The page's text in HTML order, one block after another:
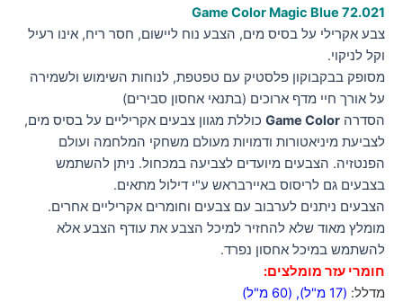
Game Color Magic Blue 72.021
צבע אקרילי על בסיס מים, הצבע נוח ליישום, חסר ריח, אינו רעיל
וקל לניקוי.
מסופק בבקבוקון פלסטיק עם טפטפת, לנוחות השימוש ולשמירה
על אורך חיי מדף ארוכים (בתנאי אחסון סבירים)
הסדרה Game Color כוללת מגוון צבעים אקריליים על בסיס מים,
לצביעת מיניאטורות ודמויות מעולם משחקי המלחמה ועולם
הפנטזיה. הצבעים מיועדים לצביעה במכחול. ניתן להשתמש
בצבעים גם לריסוס באיירבראש ע"י דילול מתאים.
הצבעים ניתנים לערבוב עם צבעים וחומרים אקריליים אחרים.
מומלץ מאוד שלא להחזיר למיכל הצבע את עודף הצבע אלא
להשתמש במיכל אחסון נפרד.
חומרי עזר מומלצים:
מדלל: (17 מ"ל) , (60 מ"ל)